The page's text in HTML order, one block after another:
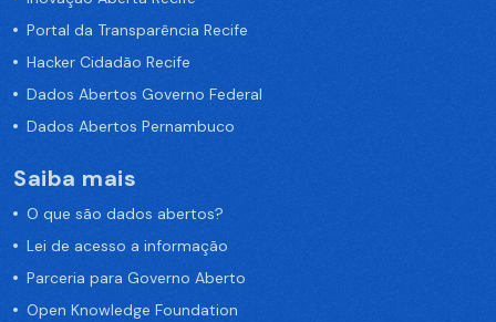
Portal da Transparência Recife
Hacker Cidadão Recife
Dados Abertos Governo Federal
Dados Abertos Pernambuco
Saiba mais
O que são dados abertos?
Lei de acesso a informação
Parceria para Governo Aberto
Open Knowledge Foundation